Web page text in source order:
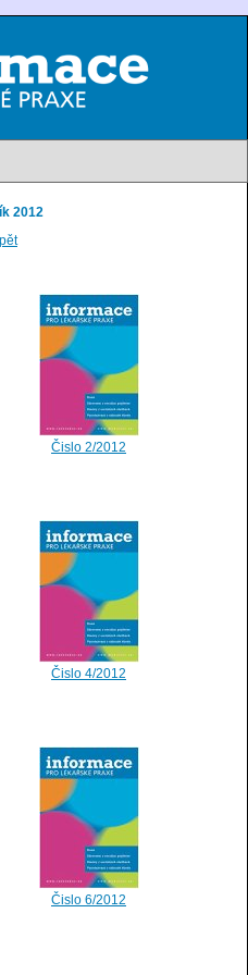
2012
Čislo 2/2012
Čislo 4/2012
Čislo 6/2012